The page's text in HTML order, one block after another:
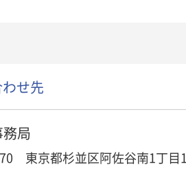
せ先
務局
東京都杉並区阿佐谷南1丁目